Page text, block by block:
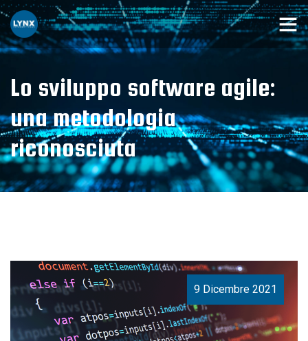
Lo sviluppo software agile:
una metodologia
riconosciuta
9 Dicembre 2021